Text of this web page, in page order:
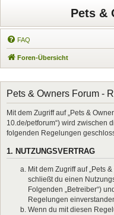
Pets &
FAQ
Foren-Übersicht
Pets & Owners Forum -
Mit dem Zugriff auf „Pets &
10.de/petforum“) wird zwischen
folgenden Regelungen
1. NUTZUNGSVERTRAG
Mit dem Zugriff auf „Pets
schließt du einen
Folgenden „Betreiber“)
Regelungen
Wenn du mit diesen